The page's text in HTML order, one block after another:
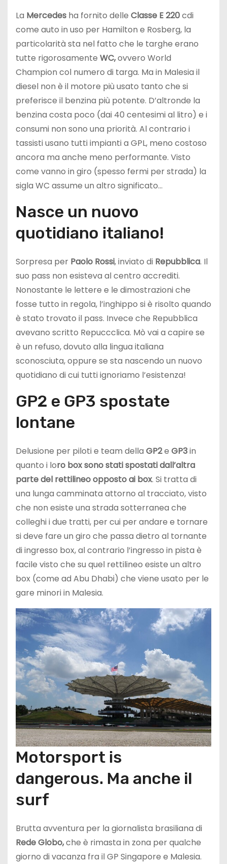
La Mercedes ha fornito delle Classe E 220cdi
come auto in uso per Hamilton e Rosberg, la
particolarità sta nel fatto che le targhe erano
tutte rigorosamente WC,ovvero World
Champion col numero di targa. Ma in Malesia il
diesel non è il motore più usato tanto che si
preferisce il benzina più potente. D’altronde la
benzina costa poco (dai 40 centesimi al litro) e i
consumi non sono una priorità. Al contrario i
tassisti usano tutti impianti a GPL, meno costoso
ancora ma anche meno performante. Visto
come vanno in giro (spesso fermi per strada) la
sigla WC assume un altro significato…
Nasce un nuovo
quotidiano italiano!
Sorpresa per Paolo Rossi, inviato di Repubblica. Il
suo pass non esisteva al centro accrediti.
Nonostante le lettere e le dimostrazioni che
fosse tutto in regola, l’inghippo si è risolto quando
è stato trovato il pass. Invece che Repubblica
avevano scritto Repuccclica. Mò vai a capire se
è un refuso, dovuto alla lingua italiana
sconosciuta, oppure se sta nascendo un nuovo
quotidiano di cui tutti ignoriamo l’esistenza!
GP2 e GP3 spostate
lontane
Delusione per piloti e team della GP2e GP3in
quanto i loro box sono stati spostati dall’altra
parte del rettilineo opposto ai box. Si tratta di
una lunga camminata attorno al tracciato, visto
che non esiste una strada sotterranea che
colleghi i due tratti, per cui per andare e tornare
si deve fare un giro che passa dietro al tornante
di ingresso box, al contrario l’ingresso in pista è
facile visto che su quel rettilineo esiste un altro
box (come ad Abu Dhabi) che viene usato per le
gare minori in Malesia.
Motorsport is
dangerous. Ma anche il
surf
Brutta avventura per la giornalista brasiliana di
Rede Globo,che è rimasta in zona per qualche
giorno di vacanza fra il GP Singapore e Malesia.